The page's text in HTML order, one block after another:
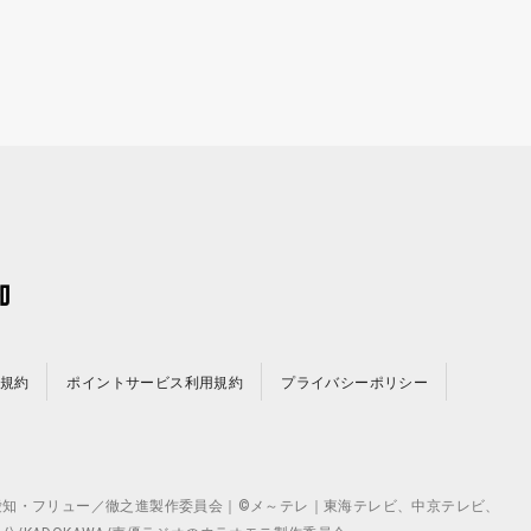
約 ポイントサービス利用規約 プライバシーポリシー
フリュー／徹之進製作委員会｜©メ～テレ｜東海テレビ、中京テレビ、